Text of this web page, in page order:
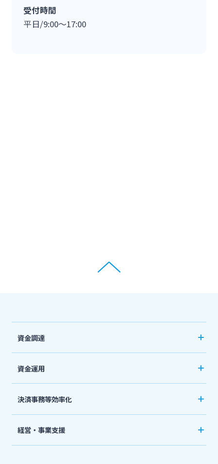
受付時間
平日/9:00～17:00
資金調達
事業資金・経営サポート
農業事業者サポート
私募債
その他
資金運用
外貨預金
投資信託
決済事務等効率化
経営・事業支援